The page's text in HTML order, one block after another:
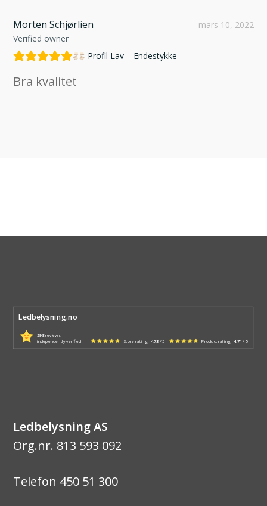
Morten Schjørlien
Verified owner
mars 10, 2022
Profil Lav – Endestykke
Bra kvalitet
Ledbelysning.no
298reviews
independently verified Store rating 4.73 / 5 Product rating 4.71 / 5
Ledbelysning AS
Org.nr. 813 593 092
Telefon 450 51 300